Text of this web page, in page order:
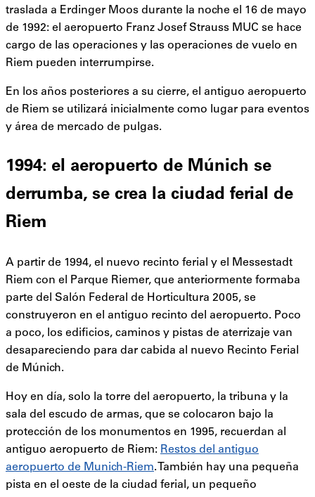
traslada a Erdinger Moos durante la noche el 16 de mayo
de 1992: el aeropuerto Franz Josef Strauss MUC se hace
cargo de las operaciones y las operaciones de vuelo en
Riem pueden interrumpirse.
En los años posteriores a su cierre, el antiguo aeropuerto
de Riem se utilizará inicialmente como lugar para eventos
y área de mercado de pulgas.
1994: el aeropuerto de Múnich se
derrumba, se crea la ciudad ferial de
Riem
A partir de 1994, el nuevo recinto ferial y el Messestadt
Riem con el Parque Riemer, que anteriormente formaba
parte del Salón Federal de Horticultura 2005, se
construyeron en el antiguo recinto del aeropuerto. Poco
a poco, los edificios, caminos y pistas de aterrizaje van
desapareciendo para dar cabida al nuevo Recinto Ferial
de Múnich.
Hoy en día, solo la torre del aeropuerto, la tribuna y la
sala del escudo de armas, que se colocaron bajo la
protección de los monumentos en 1995, recuerdan al
antiguo aeropuerto de Riem: Restos del antiguo
aeropuerto de Munich-Riem. También hay una pequeña
pista en el oeste de la ciudad ferial, un pequeño